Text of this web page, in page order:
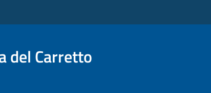
del Carretto